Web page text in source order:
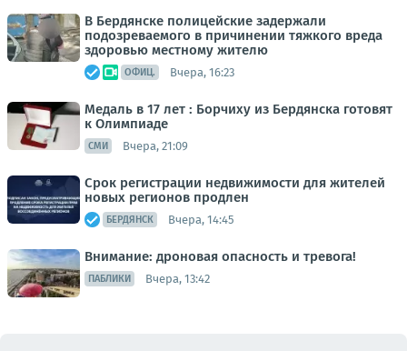
В Бердянске полицейские задержали
подозреваемого в причинении тяжкого вреда
здоровью местному жителю
ОФИЦ. Вчера, 16:23
Медаль в 17 лет : Борчиху из Бердянска готовят
к Олимпиаде
СМИ Вчера, 21:09
Срок регистрации недвижимости для жителей
новых регионов продлен
БЕРДЯНСК Вчера, 14:45
Внимание: дроновая опасность и тревога!
ПАБЛИКИ Вчера, 13:42